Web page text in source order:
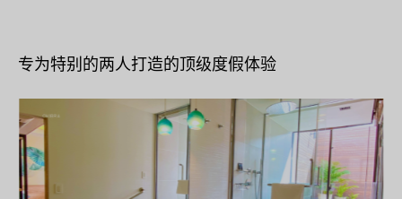
专为特别的两人打造的顶级度假体验